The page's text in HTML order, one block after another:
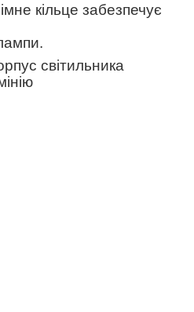
кільце забезпечує
світильника